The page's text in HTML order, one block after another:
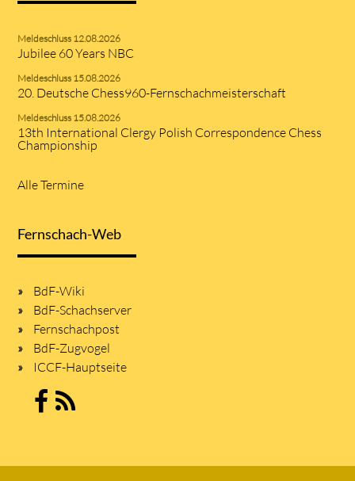
Meldeschluss 12.08.2026
Jubilee 60 Years NBC
Meldeschluss 15.08.2026
20. Deutsche Chess960-Fernschachmeisterschaft
Meldeschluss 15.08.2026
13th International Clergy Polish Correspondence Chess
Championship
Alle Termine
Fernschach-Web
BdF-Wiki
BdF-Schachserver
Fernschachpost
BdF-Zugvogel
ICCF-Hauptseite